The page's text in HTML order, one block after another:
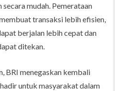
secara mudah. Pemerataan
transaksi lebih efisien,
berjalan lebih cepat dan
ditekan.
BRI menegaskan kembali
untuk masyarakat dalam